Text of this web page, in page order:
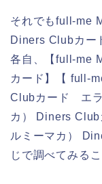
それでもfull-me
Diners Clubカー
各自、【full-me
カード】【 full-
Clubカード エラ
カ） Diners
ルミーマカ）
じで調べてみる